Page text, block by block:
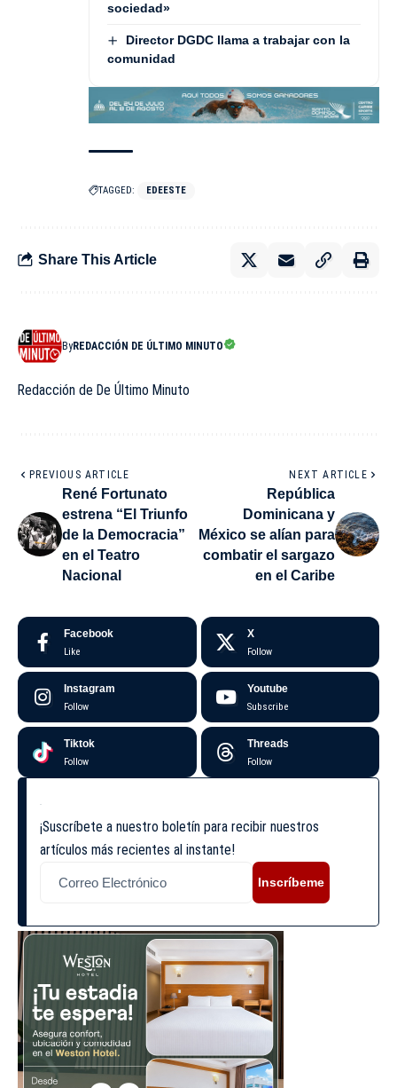
sociedad»
Director DGDC llama a trabajar con la
comunidad
TAGGED: EDEESTE
Share This Article
ByREDACCIÓN DE ÚLTIMO MINUTO
Redacción de De Último Minuto
PREVIOUS ARTICLE
René Fortunato
estrena “El Triunfo
de la Democracia”
en el Teatro
Nacional
NEXT ARTICLE
República
Dominicana y
México se alían para
combatir el sargazo
en el Caribe
Facebook
Like
X
Follow
Instagram
Follow
Youtube
Subscribe
Tiktok
Follow
Threads
Follow
¡Suscríbete a nuestro boletín para recibir nuestros
artículos más recientes al instante!
Inscríbeme